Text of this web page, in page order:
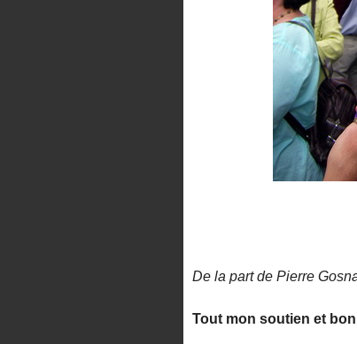
De la part de Pierre
Tout mon soutien et